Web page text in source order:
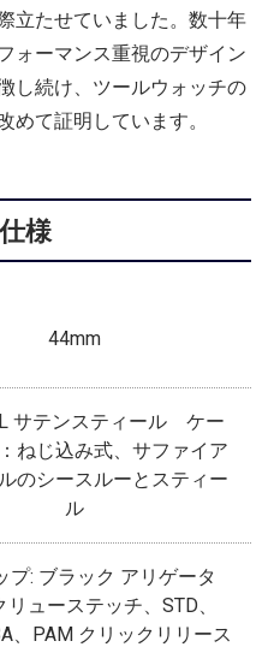
立たせていました。数十年
ォーマンス重視のデザイン
し続け、ツールウォッチの
めて証明しています。
様
44mm
サテンスティール ケー
ねじ込み式、サファイア
のシースルーとスティー
ル
プ: ブラック アリゲータ
リューステッチ、STD、
、PAM クリックリリース